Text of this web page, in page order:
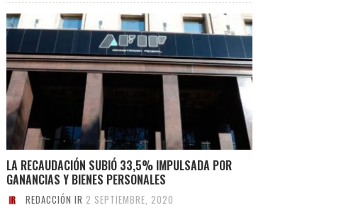
LA RECAUDACIÓN SUBIÓ 33,5% IMPULSADA POR
GANANCIAS Y BIENES PERSONALES
REDACCIÓN IR 2 SEPTIEMBRE, 2020